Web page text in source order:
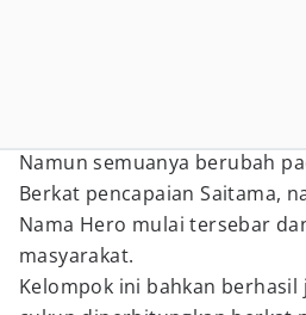
Namun semuanya berubah
Berkat pencapaian Saitama,
Nama Hero mulai tersebar
masyarakat.
Kelompok ini bahkan berhasil